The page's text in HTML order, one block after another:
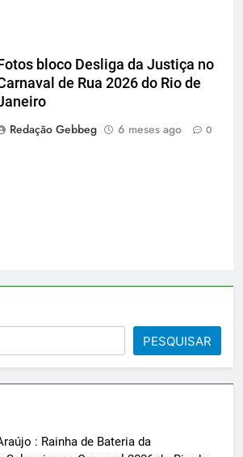
bloco Desliga da Justiça no
de Rua 2026 do Rio de
Redação Gebbeg
6 meses ago 0
PESQUISAR
: Rainha de Bateria da